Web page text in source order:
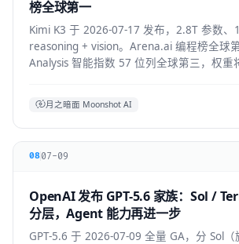
榜全球第一
Kimi K3 于 2026-07-17 发布，2.8T 参数、
reasoning + vision。Arena.ai 编程榜全球
Analysis 智能指数 57 位列全球第三，权重
月之暗面 Moonshot AI
0807-09
OpenAI 发布 GPT-5.6 家族：Sol /
分层，Agent 能力再进一步
GPT-5.6 于 2026-07-09 全量 GA，分 Sol